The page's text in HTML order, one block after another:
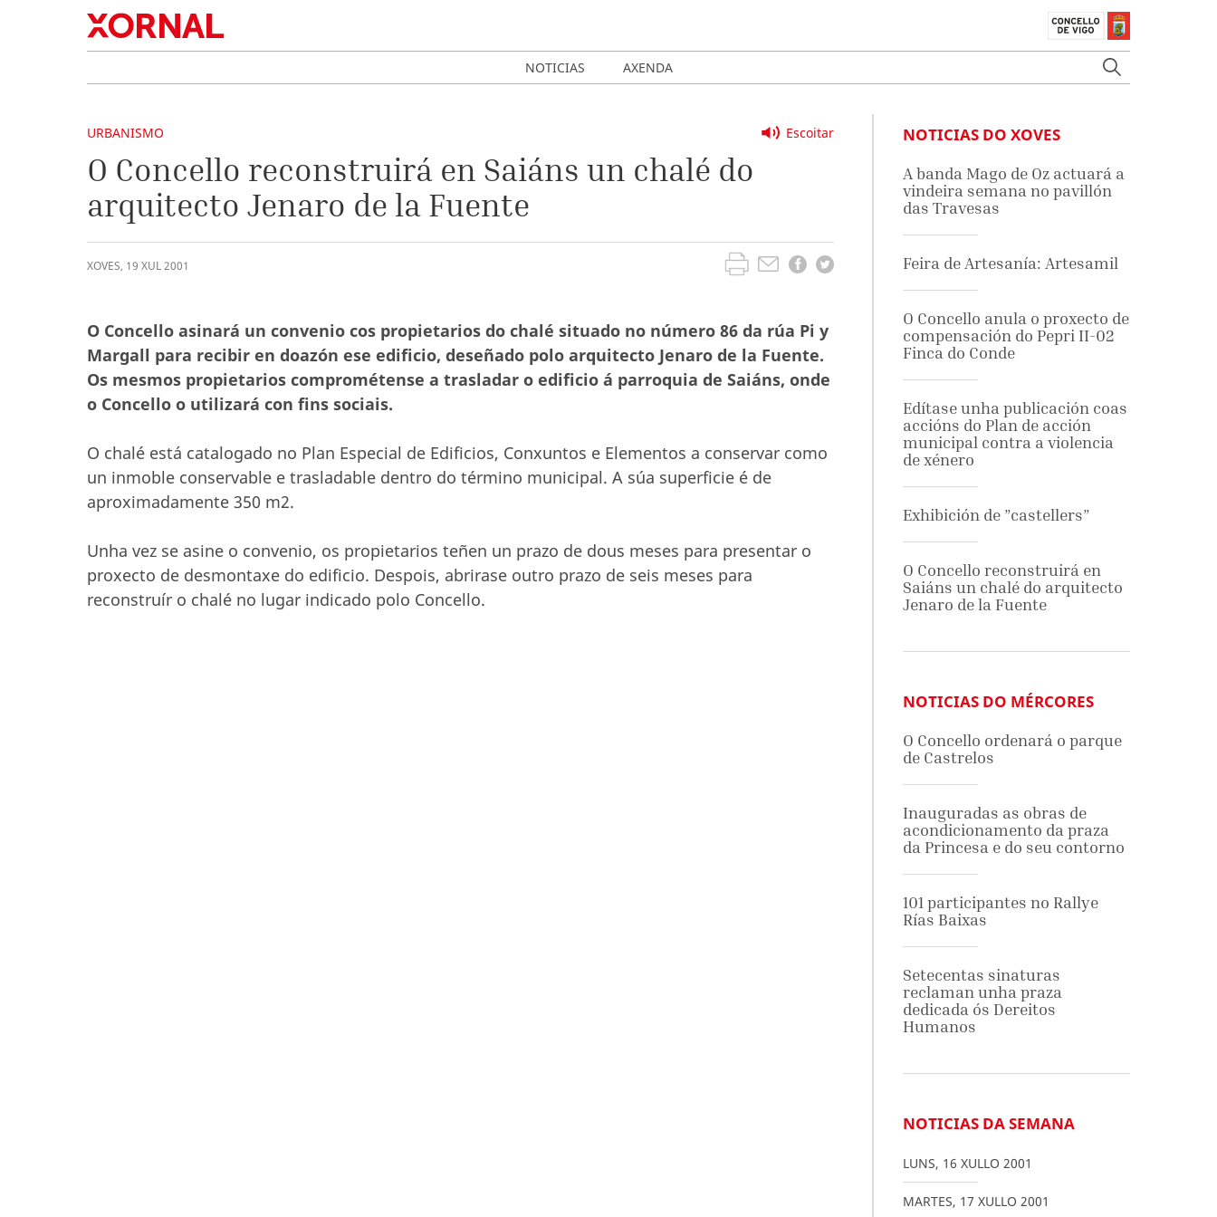
NOTICIAS AXENDA
Escoitar
URBANISMO
O Concello reconstruirá en Saiáns un chalé do
arquitecto Jenaro de la Fuente
XOVES, 19 XUL2001
O Concello asinará un convenio cos propietarios do chalé situado no número 86 da rúa Pi y
Margall para recibir en doazón ese edificio, deseñado polo arquitecto Jenaro de la Fuente.
Os mesmos propietarios comprométense a trasladar o edificio á parroquia de Saiáns, onde
o Concello o utilizará con fins sociais.
O chalé está catalogado no Plan Especial de Edificios, Conxuntos e Elementos a conservar como
un inmoble conservable e trasladable dentro do término municipal. A súa superficie é de
aproximadamente 350 m2.
Unha vez se asine o convenio, os propietarios teñen un prazo de dous meses para presentar o
proxecto de desmontaxe do edificio. Despois, abrirase outro prazo de seis meses para
reconstruír o chalé no lugar indicado polo Concello.
NOTICIAS DO XOVES
A banda Mago de Oz actuará a
vindeira semana no pavillón
das Travesas
Feira de Artesanía: Artesamil
O Concello anula o proxecto de
compensación do Pepri II-02
Finca do Conde
Edítase unha publicación coas
accións do Plan de acción
municipal contra a violencia
de xénero
Exhibición de ”castellers”
O Concello reconstruirá en
Saiáns un chalé do arquitecto
Jenaro de la Fuente
NOTICIAS DO MÉRCORES
O Concello ordenará o parque
de Castrelos
Inauguradas as obras de
acondicionamento da praza
da Princesa e do seu contorno
101 participantes no Rallye
Rías Baixas
Setecentas sinaturas
reclaman unha praza
dedicada ós Dereitos
Humanos
NOTICIAS DA SEMANA
LUNS, 16 XULLO 2001
MARTES, 17 XULLO 2001